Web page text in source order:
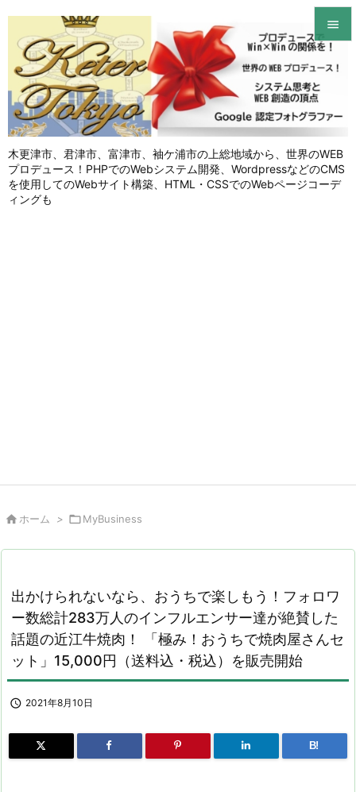
木更津市、君津市、富津市、袖ケ浦市の上総地域から、世界のWEB
プロデュース！PHPでのWebシステム開発、WordpressなどのCMS
を使用してのWebサイト構築、HTML・CSSでのWebページコーデ
ィングも


メニュ
サイド

前へ

 ホーム > MyBusiness
出かけられないなら、おうちで楽しもう！フォロワ
ー数総計283万人のインフルエンサー達が絶賛した
話題の近江牛焼肉！ 「極み！おうちで焼肉屋さんセ
ット」15,000円（送料込・税込）を販売開始
 2021年8月10日
B!